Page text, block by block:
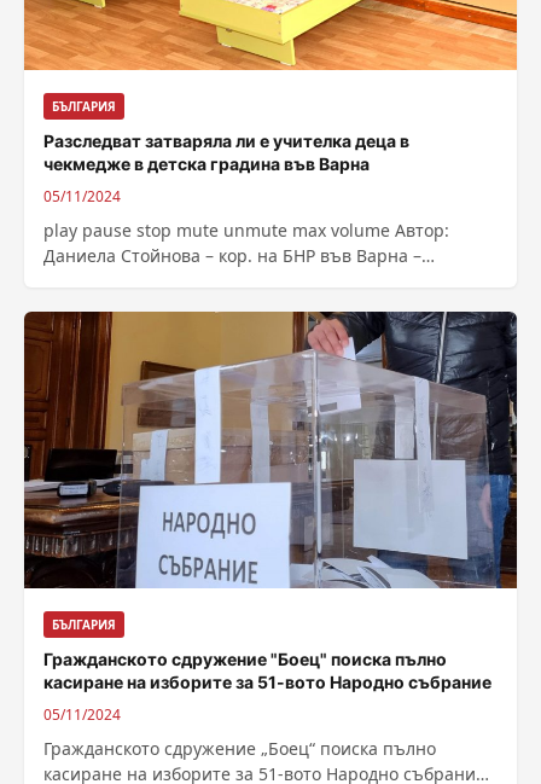
БЪЛГАРИЯ
Разследват затваряла ли е учителка деца в
чекмедже в детска градина във Варна
05/11/2024
play pause stop mute unmute max volume Автор:
Даниела Стойнова – кор. на БНР във Варна –
БЪЛГАРИЯ
Гражданското сдружение "Боец" поиска пълно
касиране на изборите за 51-вото Народно събрание
05/11/2024
Гражданското сдружение „Боец“ поиска пълно
касиране на изборите за 51-вото Народно събрание